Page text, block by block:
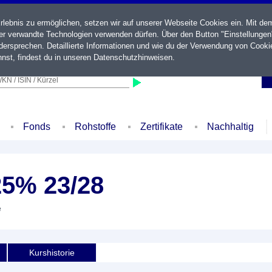
/ ISIN / Kürzel
Fonds Rohstoffe Zertifikate Nachhaltig
23/28
Kurshistorie
zu ermöglichen, setzen wir auf unserer Webseite Cookies ein. Mit
Technologien verwenden dürfen. Über den Button
Detaillierte Informationen und wie du der Verwendung von
findest du in unseren Datenschutzhinweisen.